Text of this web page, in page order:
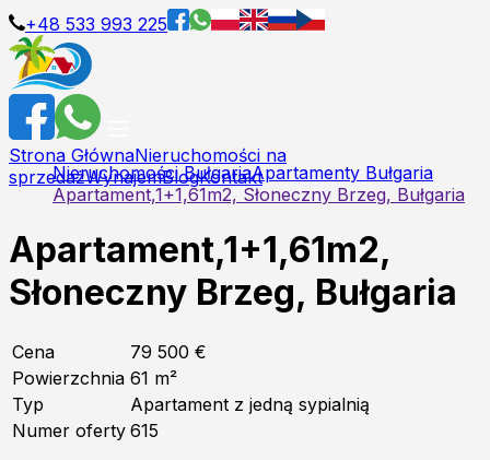
+48 533 993 225
Strona GłównaNieruchomości na
sprzedażWynajemBlogKontakt
Nieruchomości BułgariaApartamenty Bułgaria
Apartament,1+1,61m2, Słoneczny Brzeg, Bułgaria
Apartament,1+1,61m2,
Słoneczny Brzeg, Bułgaria
Cena
79 500 €
Powierzchnia 61 m²
Typ
Apartament z jedną sypialnią
Numer oferty 615